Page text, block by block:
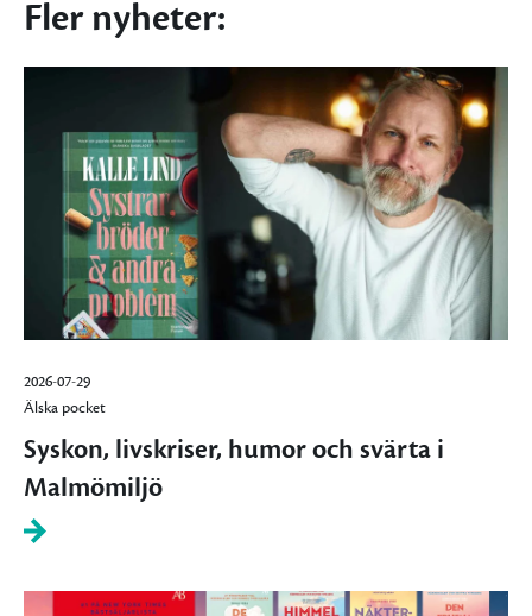
Fler nyheter:
2026-07-29
Älska pocket
Syskon, livskriser, humor och svärta i
Malmömiljö